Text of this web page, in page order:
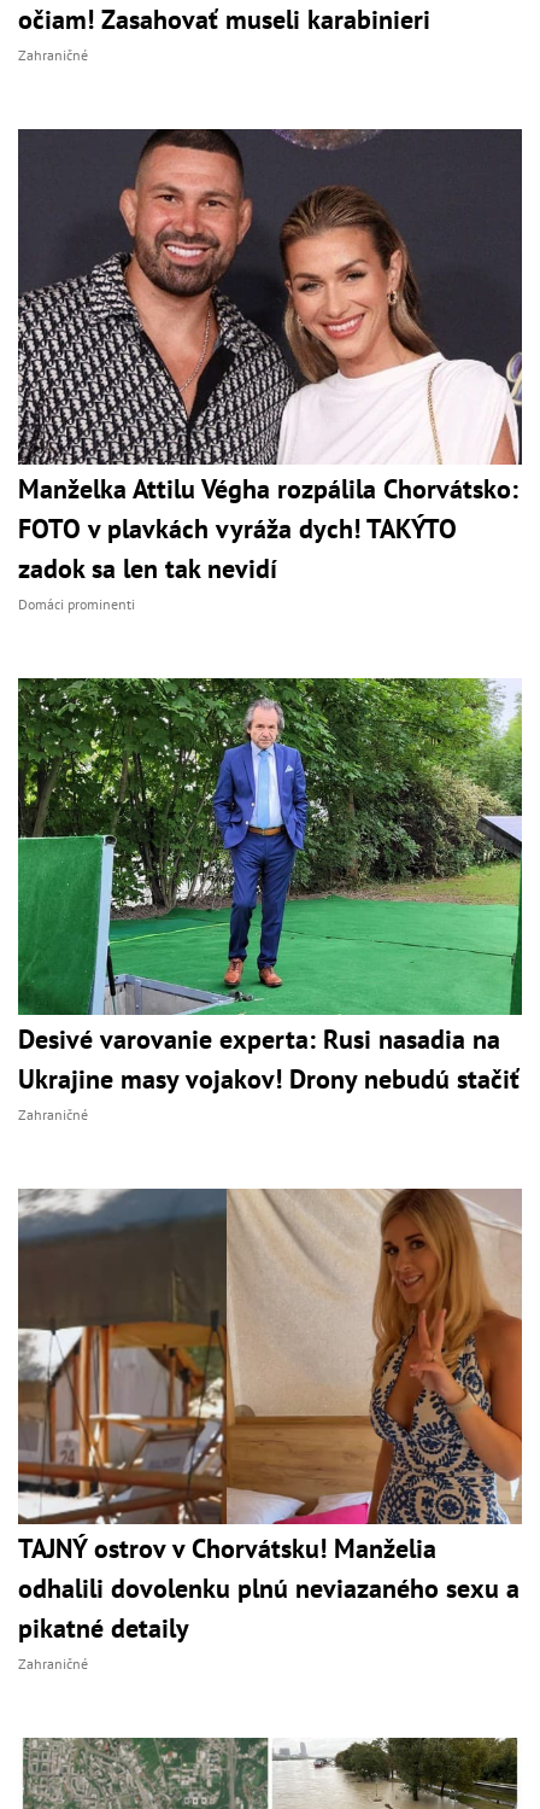
očiam! Zasahovať museli karabinieri
Zahraničné
Manželka Attilu Végha rozpálila Chorvátsko:
FOTO v plavkách vyráža dych! TAKÝTO
zadok sa len tak nevidí
Domáci prominenti
Desivé varovanie experta: Rusi nasadia na
Ukrajine masy vojakov! Drony nebudú stačiť
Zahraničné
TAJNÝ ostrov v Chorvátsku! Manželia
odhalili dovolenku plnú neviazaného sexu a
pikatné detaily
Zahraničné